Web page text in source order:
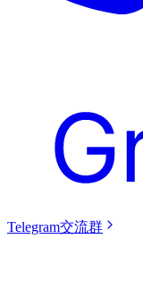
Telegram交流群